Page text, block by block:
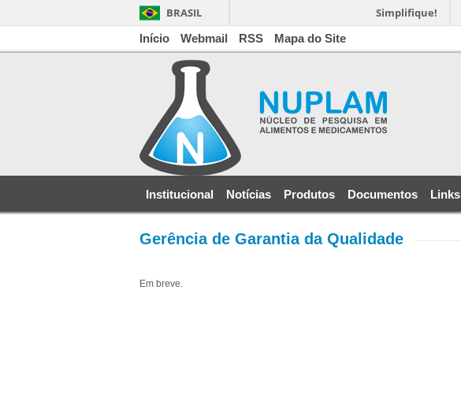
BRASIL Simplifique!
Início Webmail RSS Mapa do Site
Institucional Notícias Produtos Documentos Links
Gerência de Garantia da Qualidade
Em breve.